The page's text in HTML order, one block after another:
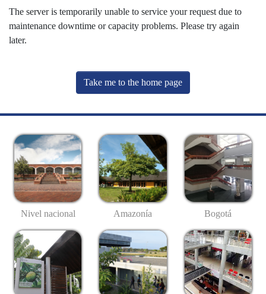
The server is temporarily unable to service your request due to
maintenance downtime or capacity problems. Please try again
later.
Take me to the home page
Nivel nacional Amazonía Bogotá